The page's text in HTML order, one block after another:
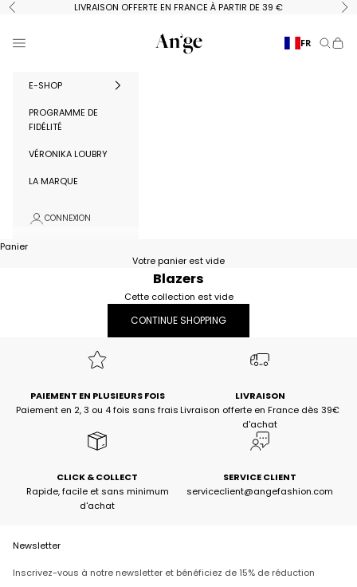
Passer au contenu
Précédent LIVRAISON OFFERTE EN FRANCE À PARTIR DE 39 €
Ange Paris
Menu FR
E-SHOP
PROGRAMME DE
FIDÉLITÉ
VÉRONIKA LOUBRY
LA MARQUE
CONNEXION
Panier
Votre panier est vide
Blazers
Cette collection est vide
CONTINUE SHOPPING
PAIEMENT EN PLUSIEURS FOIS
Paiement en 2, 3 ou 4 fois sans frais
LIVRAISON
Livraison offerte en France dès 39€
d'achat
CLICK & COLLECT
Rapide, facile et sans minimum
d'achat
SERVICE CLIENT
serviceclient@angefashion.com
Newsletter
Inscrivez-vous à notre newsletter et bénéficiez de 15% de réduction